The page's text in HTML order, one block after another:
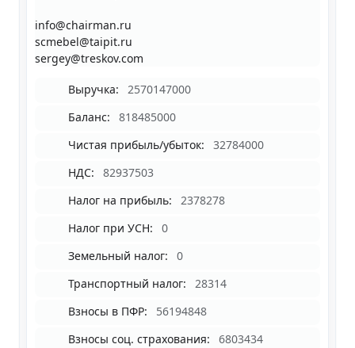
info@chairman.ru
scmebel@taipit.ru
sergey@treskov.com
Выручка:
2570147000
Баланс:
818485000
Чистая прибыль/убыток:
32784000
НДС:
82937503
Налог на прибыль:
2378278
Налог при УСН:
0
Земельный налог:
0
Транспортный налог:
28314
Взносы в ПФР:
56194848
Взносы соц. страхования:
6803434